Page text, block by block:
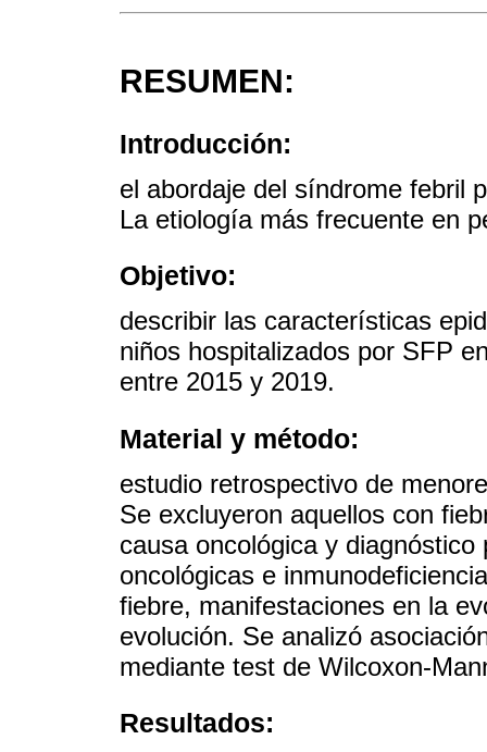
RESUMEN:
Introducción:
el abordaje del síndrome febril
La etiología más frecuente en
Objetivo:
describir las características
niños hospitalizados por SFP
entre 2015 y 2019.
Material y método:
estudio retrospectivo de
Se excluyeron aquellos con
causa oncológica y
oncológicas e
fiebre, manifestaciones en la
evolución. Se analizó
mediante test de Wilcoxon-
Resultados: